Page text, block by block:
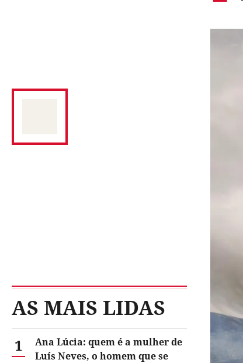
AS MAIS LIDAS
1
Ana Lúcia: quem é a mulher de
Luís Neves, o homem que se